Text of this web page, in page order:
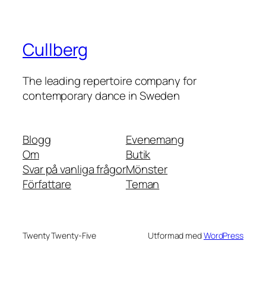
Cullberg
The leading repertoire company for
contemporary dance in Sweden
Blogg
Om
Svar på vanliga frågor
Författare
Evenemang
Butik
Mönster
Teman
Twenty Twenty-Five Utformad medWordPress